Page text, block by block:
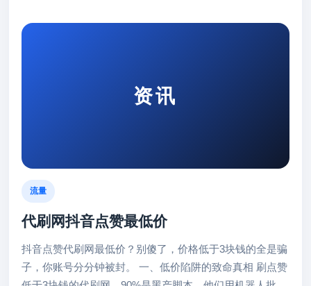
资讯
流量
代刷网抖音点赞最低价
抖音点赞代刷网最低价？别傻了，价格低于3块钱的全是骗
子，你账号分分钟被封。 一、低价陷阱的致命真相 刷点赞